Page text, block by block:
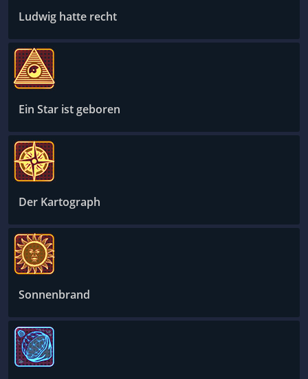
Ludwig hatte recht
Ein Star ist geboren
Der Kartograph
Sonnenbrand